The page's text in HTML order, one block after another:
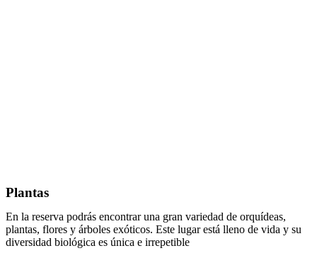
Plantas
En la reserva podrás encontrar una gran variedad de orquídeas,
plantas, flores y árboles exóticos. Este lugar está lleno de vida y su
diversidad biológica es única e irrepetible